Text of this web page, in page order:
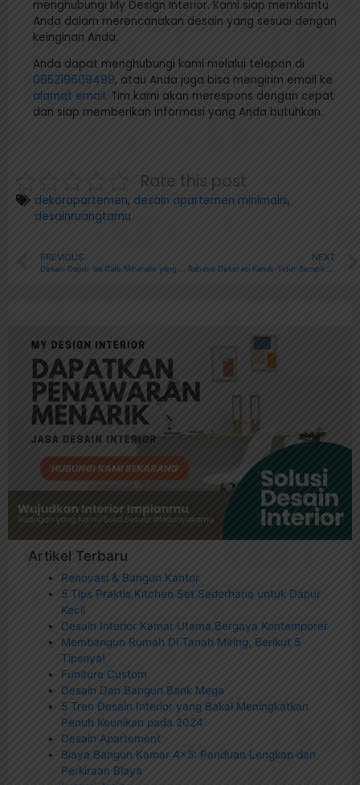
menghubungi My Design Interior. Kami siap membantu
Anda dalam merencanakan desain yang sesuai dengan
keinginan Anda.
Anda dapat menghubungi kami melalui telepon di
085219609499, atau Anda juga bisa mengirim email ke
alamat email. Tim kami akan merespons dengan cepat
dan siap memberikan informasi yang Anda butuhkan.
Rate this post
dekorapartemen, desain apartemen minimalis,
desainruangtamu
PREVIOUS
Desain Dapur ala Cafe Minimalis yang Menawan
NEXT
Rahasia Dekorasi Kamar Tidur Sempit yang Luas dan Nyaman
Artikel Terbaru
Renovasi & Bangun Kantor
5 Tips Praktis Kitchen Set Sederhana untuk Dapur
Kecil
Desain Interior Kamar Utama Bergaya Kontemporer
Membangun Rumah Di Tanah Miring, Berikut 5
Tipsnya!
Funiture Custom
Desain Dan Bangun Bank Mega
5 Tren Desain Interior yang Bakal Meningkatkan
Penuh Keunikan pada 2024
Desain Apartement
Biaya Bangun Kamar 4×5: Panduan Lengkap dan
Perkiraan Biaya